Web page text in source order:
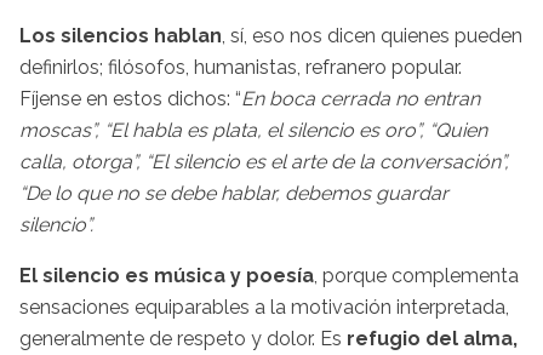
Los silencios hablan, sí, eso nos dicen quienes pueden
definirlos; filósofos, humanistas, refranero popular.
Fíjense en estos dichos: “En boca cerrada no entran
moscas”, “El habla es plata, el silencio es oro”, “Quien
calla, otorga”, “El silencio es el arte de la conversación”,
“De lo que no se debe hablar, debemos guardar
silencio”.
El silencio es música y poesía, porque complementa
sensaciones equiparables a la motivación interpretada,
generalmente de respeto y dolor. Es refugio del alma,